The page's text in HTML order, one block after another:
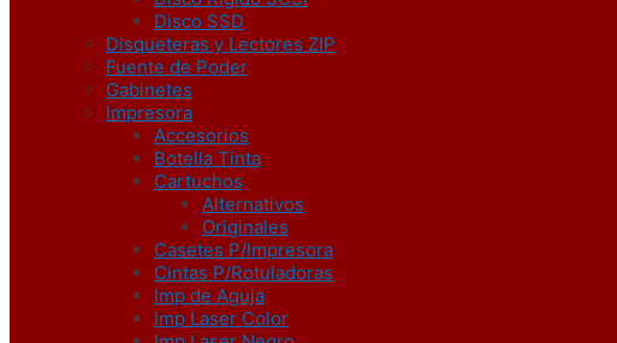
Disco SSD
Disqueteras y Lectores ZIP
Fuente de Poder
Gabinetes
Impresora
Accesorios
Botella Tinta
Cartuchos
Alternativos
Originales
Casetes P/Impresora
Cintas P/Rotuladoras
Imp de Aguja
Imp Laser Color